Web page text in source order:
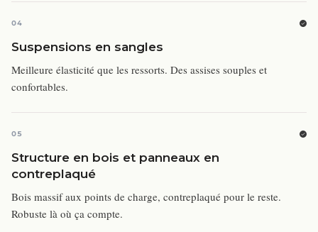
04
Suspensions en sangles
Meilleure élasticité que les ressorts. Des assises souples et
confortables.
05
Structure en bois et panneaux en
contreplaqué
Bois massif aux points de charge, contreplaqué pour le reste.
Robuste là où ça compte.